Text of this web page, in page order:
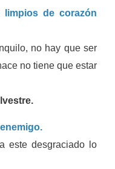
de corazón
no hay que ser
no tiene que estar
este desgraciado lo